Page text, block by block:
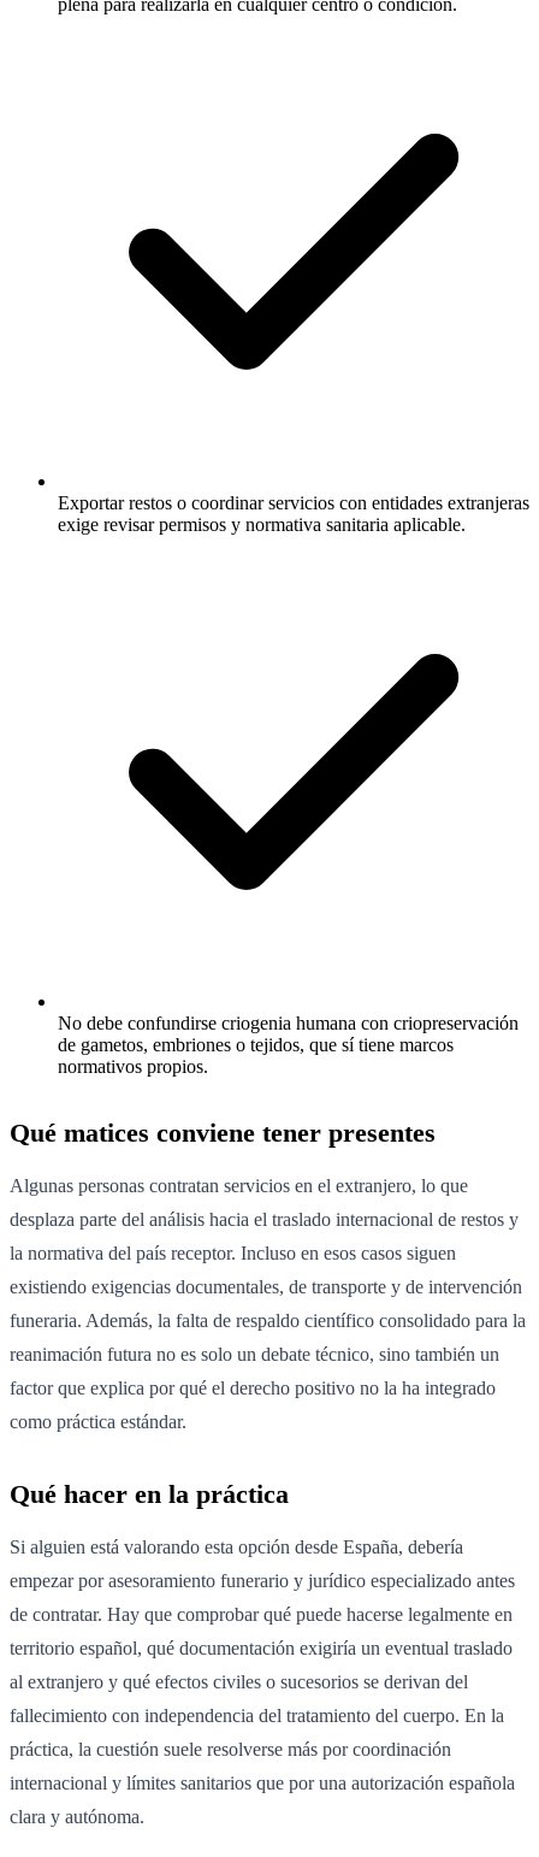
plena para realizarla en cualquier centro o condición.
Exportar restos o coordinar servicios con entidades extranjeras
exige revisar permisos y normativa sanitaria aplicable.
No debe confundirse criogenia humana con criopreservación
de gametos, embriones o tejidos, que sí tiene marcos
normativos propios.
Qué matices conviene tener presentes
Algunas personas contratan servicios en el extranjero, lo que
desplaza parte del análisis hacia el traslado internacional de restos y
la normativa del país receptor. Incluso en esos casos siguen
existiendo exigencias documentales, de transporte y de intervención
funeraria. Además, la falta de respaldo científico consolidado para la
reanimación futura no es solo un debate técnico, sino también un
factor que explica por qué el derecho positivo no la ha integrado
como práctica estándar.
Qué hacer en la práctica
Si alguien está valorando esta opción desde España, debería
empezar por asesoramiento funerario y jurídico especializado antes
de contratar. Hay que comprobar qué puede hacerse legalmente en
territorio español, qué documentación exigiría un eventual traslado
al extranjero y qué efectos civiles o sucesorios se derivan del
fallecimiento con independencia del tratamiento del cuerpo. En la
práctica, la cuestión suele resolverse más por coordinación
internacional y límites sanitarios que por una autorización española
clara y autónoma.